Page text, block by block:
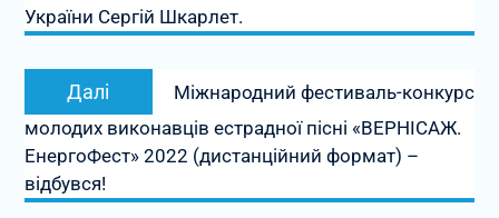
України Сергій Шкарлет.
Далі
Наступний
запис:
Міжнародний фестиваль-конкурс
молодих виконавців естрадної пісні «ВЕРНІСАЖ.
ЕнергоФест» 2022 (дистанційний формат) –
відбувся!